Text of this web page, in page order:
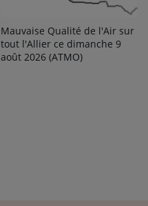
Mauvaise Qualité de l'Air sur
tout l'Allier ce dimanche 9
août 2026 (ATMO)